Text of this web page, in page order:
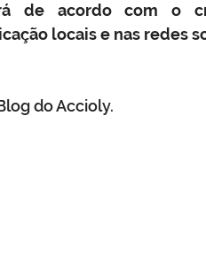
de acordo com o
locais e nas redes
do Accioly.